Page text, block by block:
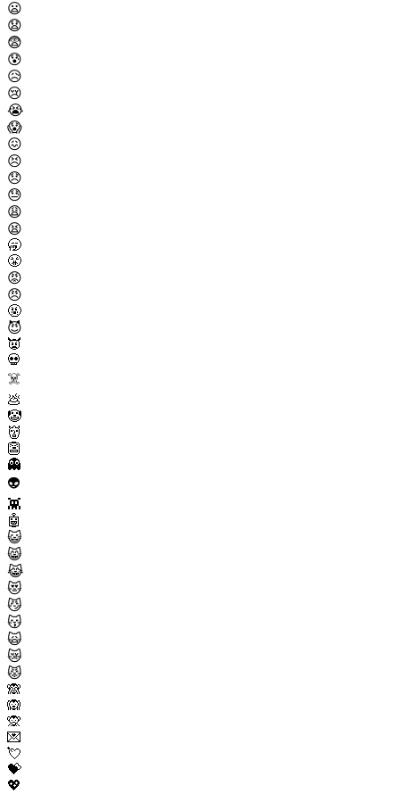
😦
😧
😨
😰
😥
😢
😭
😱
😖
😣
😞
😓
😩
😫
🥱
😤
😡
😠
🤬
😈
👿
💀
☠️
💩
🤡
👹
👺
👻
👽
👾
🤖
😺
😸
😹
😻
😼
😽
🙀
😿
😾
🙈
🙉
🙊
💌
💘
💝
💖